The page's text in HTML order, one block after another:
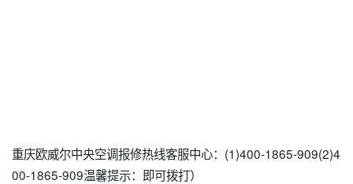
重庆欧威尔中央空调报修热线客服中心：(1)400-1865-909(2)4
00-1865-909温馨提示：即可拨打）